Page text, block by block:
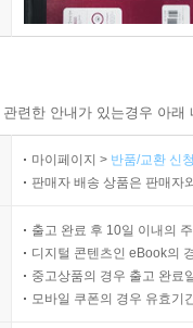
련한 안내가 있는경우 아
마이페이지 > 반품/교환 신
판매자 배송 상품은 판매자
출고 완료 후 10일 이내의
디지털 콘텐츠인 eBook의
중고상품의 경우 출고 완료
모바일 쿠폰의 경우 유효기